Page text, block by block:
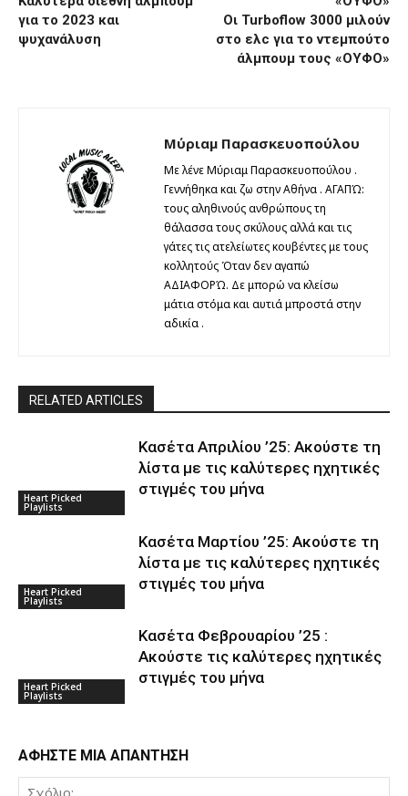
για το 2023 και
ψυχανάλυση
Oι Turboflow 3000 μιλούν
στο ελc για το ντεμπούτο
άλμπουμ τους «ΟΥΦΟ»
Μύριαμ Παρασκευοπούλου
Με λένε Μύριαμ Παρασκευοπούλου .
Γεννήθηκα και ζω στην Αθήνα . ΑΓΑΠΏ:
τους αληθινούς ανθρώπους τη
θάλασσα τους σκύλους αλλά και τις
γάτες τις ατελείωτες κουβέντες με τους
κολλητούς Όταν δεν αγαπώ
ΑΔΙΑΦΟΡΏ. Δε μπορώ να κλείσω
μάτια στόμα και αυτιά μπροστά στην
αδικία .
RELATED ARTICLES
Heart Picked
Playlists
Κασέτα Απριλίου ’25: Ακούστε τη
λίστα με τις καλύτερες ηχητικές
στιγμές του μήνα
Heart Picked
Playlists
Κασέτα Μαρτίου ’25: Ακούστε τη
λίστα με τις καλύτερες ηχητικές
στιγμές του μήνα
Heart Picked
Playlists
Κασέτα Φεβρουαρίου ’25 :
Ακούστε τις καλύτερες ηχητικές
στιγμές του μήνα
ΑΦΗΣΤΕ ΜΙΑ ΑΠΑΝΤΗΣΗ